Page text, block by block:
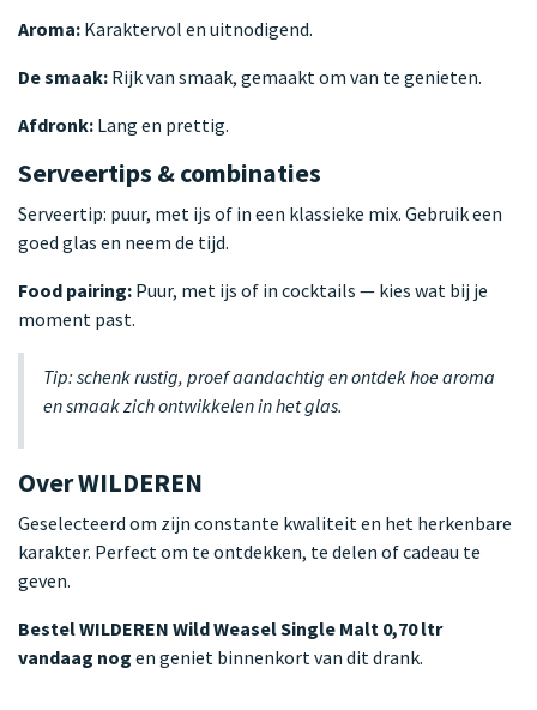
Aroma: Karaktervol en uitnodigend.
De smaak: Rijk van smaak, gemaakt om van te genieten.
Afdronk: Lang en prettig.
Serveertips & combinaties
Serveertip: puur, met ijs of in een klassieke mix. Gebruik een
goed glas en neem de tijd.
Food pairing: Puur, met ijs of in cocktails — kies wat bij je
moment past.
Tip: schenk rustig, proef aandachtig en ontdek hoe aroma
en smaak zich ontwikkelen in het glas.
Over WILDEREN
Geselecteerd om zijn constante kwaliteit en het herkenbare
karakter. Perfect om te ontdekken, te delen of cadeau te
geven.
Bestel WILDEREN Wild Weasel Single Malt 0,70 ltr
vandaag nog en geniet binnenkort van dit drank.